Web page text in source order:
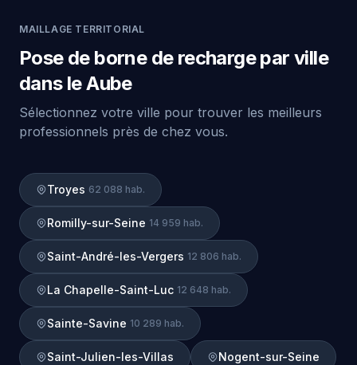
MAILLAGE TERRITORIAL
Pose de borne de recharge par ville
dans le Aube
Sélectionnez votre ville pour trouver les meilleurs
professionnels près de chez vous.
Troyes 62 088 hab.
Romilly-sur-Seine 14 959 hab.
Saint-André-les-Vergers 12 806 hab.
La Chapelle-Saint-Luc 12 648 hab.
Sainte-Savine 10 289 hab.
Saint-Julien-les-Villas Nogent-sur-Seine